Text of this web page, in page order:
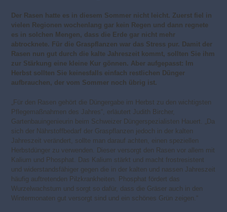
Der Rasen hatte es in diesem Sommer nicht leicht. Zuerst fiel in
vielen Regionen wochenlang gar kein Regen und dann regnete
es in solchen Mengen, dass die Erde gar nicht mehr
abtrocknete. Für die Graspflanzen war das Stress pur. Damit der
Rasen nun gut durch die kalte Jahreszeit kommt, sollten Sie ihm
zur Stärkung eine kleine Kur gönnen. Aber aufgepasst: Im
Herbst sollten Sie keinesfalls einfach restlichen Dünger
aufbrauchen, der vom Sommer noch übrig ist.
„Für den Rasen gehört die Düngergabe im Herbst zu den wichtigsten
Pflegemaßnahmen des Jahres“, erläutert Judith Bircher,
Gartenbauingenieurin beim Schweizer Düngerspezialisten Hauert. „Da
sich der Nährstoffbedarf der Graspflanzen jedoch in der kalten
Jahreszeit verändert, sollte man darauf achten, einen speziellen
Herbstdünger zu verwenden. Dieser versorgt den Rasen vor allem mit
Kalium und Phosphat. Das Kalium stärkt und macht frostresistent
und widerstandsfähiger gegen die in der kalten und nassen Jahreszeit
häufig auftretenden Pilzkrankheiten. Phosphat fördert das
Wurzelwachstum und sorgt so dafür, dass die Gräser auch in den
Wintermonaten gut versorgt sind und ein schönes Grün zeigen.“